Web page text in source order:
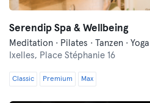
Serendip Spa & Wellbeing
Meditation · Pilates · Tanzen · Yoga
Ixelles, Place Stéphanie 16
Classic Premium Max